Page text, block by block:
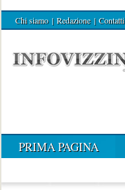
Chi siamo | Redazione | Contatti
PRIMA PAGINA